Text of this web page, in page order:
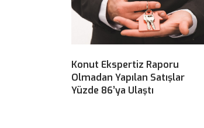
Konut Ekspertiz Raporu
Olmadan Yapılan Satışlar
Yüzde 86’ya Ulaştı